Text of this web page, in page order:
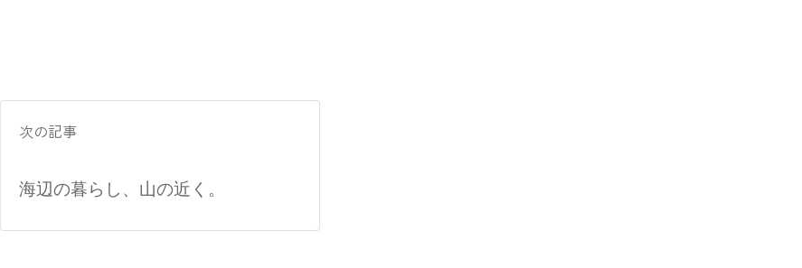
次の記事
海辺の暮らし、山の近く。